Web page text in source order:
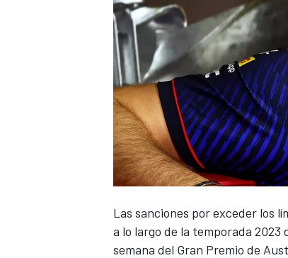
NASCAR CUP
Las sanciones por exceder los
a lo largo de la temporada 2023
semana del Gran Premio de